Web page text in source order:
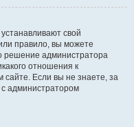
свой
правило, вы можете
решение администратора
отношения к
Если вы не знаете, за
администратором